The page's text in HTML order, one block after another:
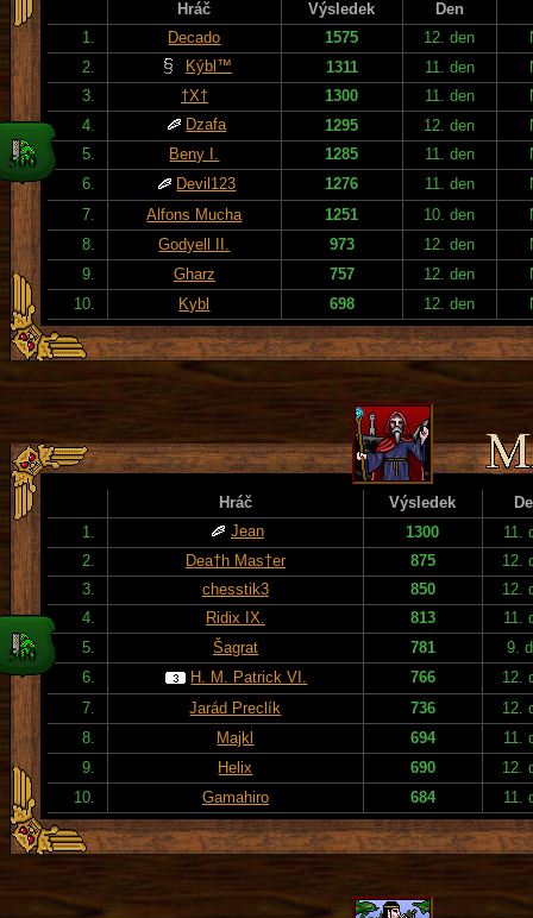
Hráč Výsledek
Den
1.
Decado 1575 12. den
2.
Kýbl™ 1311 11. den
3.
†X† 1300 11. den
4.
Dzafa 1295 12. den
5.
Beny I. 1285 11. den
6.
Devil123 1276 11. den
7.
Alfons Mucha 1251 10. den
8.
Godyell II. 973 12. den
9.
Gharz 757 12. den
10.
Kybl 698 12. den
Hráč Výsledek
1.
Jean 1300
11.
2.
Dea†h Mas†er 875
12.
3.
chesstik3 850
12.
4.
Ridix IX. 813
11.
5.
Šagrat 781
9.
6.
H. M. Patrick VI. 766
12.
7.
Jarád Preclík 736
12.
8.
Majkl 694
11.
9.
Helix 690
12.
10.
Gamahiro 684 11.